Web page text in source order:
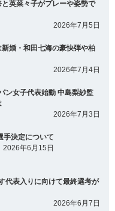
英菜々子がプレーや姿勢で
2026年7月5日
婚・和田七海の豪快弾や柏
2026年7月4日
ン女子代表始動 中島梨紗監
2026年7月3日
手決定について
2026年6月15日
代表入りに向けて最終選考が
2026年6月7日